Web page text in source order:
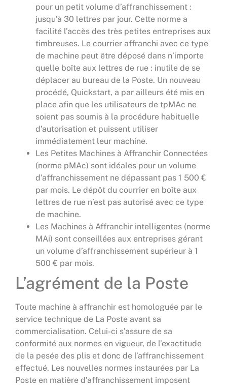
pour un petit volume d’affranchissement :
jusqu’à 30 lettres par jour. Cette norme a
facilité l’accès des très petites entreprises aux
timbreuses. Le courrier affranchi avec ce type
de machine peut être déposé dans n’importe
quelle boîte aux lettres de rue : inutile de se
déplacer au bureau de la Poste. Un nouveau
procédé, Quickstart, a par ailleurs été mis en
place afin que les utilisateurs de tpMAc ne
soient pas soumis à la procédure habituelle
d’autorisation et puissent utiliser
immédiatement leur machine.
Les Petites Machines à Affranchir Connectées
(norme pMAc) sont idéales pour un volume
d’affranchissement ne dépassant pas 1 500 €
par mois. Le dépôt du courrier en boîte aux
lettres de rue n’est pas autorisé avec ce type
de machine.
Les Machines à Affranchir intelligentes (norme
MAi) sont conseillées aux entreprises gérant
un volume d’affranchissement supérieur à 1
500 € par mois.
L’agrément de la Poste
Toute machine à affranchir est homologuée par le
service technique de La Poste avant sa
commercialisation. Celui-ci s’assure de sa
conformité aux normes en vigueur, de l’exactitude
de la pesée des plis et donc de l’affranchissement
effectué. Les nouvelles normes instaurées par La
Poste en matière d’affranchissement imposent